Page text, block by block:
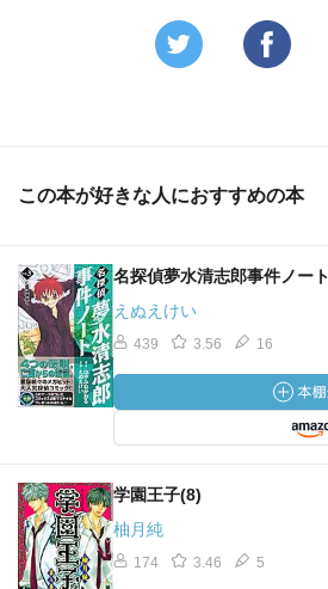
この本が好きな人におすすめの本
名探偵夢水清志郎事件ノー
えぬえけい
439 3.56 16
学園王子(8)
柚月純
174 3.46 5